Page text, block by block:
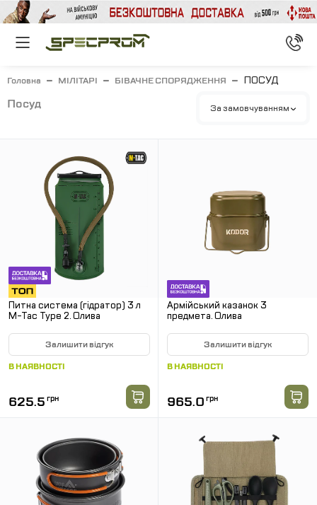
Головна МІЛІТАРІ БІВАЧНЕ СПОРЯДЖЕННЯ ПОСУД
посуд За замовчуванням
Питна система (гідратор) 3 л
M-Tac Type 2. Олива
Залишити відгук
В НАЯВНОСТІ
625.5 грн
Армійський казанок 3
предмета. Олива
Залишити відгук
В НАЯВНОСТІ
965.0 грн